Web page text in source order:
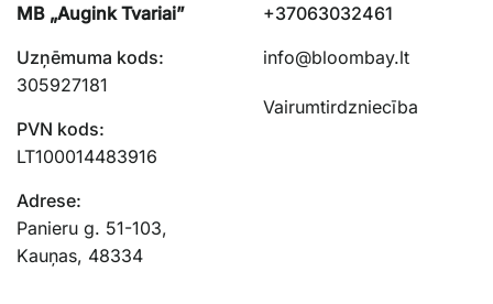
MB „Augink Tvariai”
Uzņēmuma kods:
305927181
PVN kods:
LT100014483916
Adrese:
Panieru g. 51-103,
Kauņas, 48334
+37063032461
info@bloombay.lt
Vairumtirdzniecība